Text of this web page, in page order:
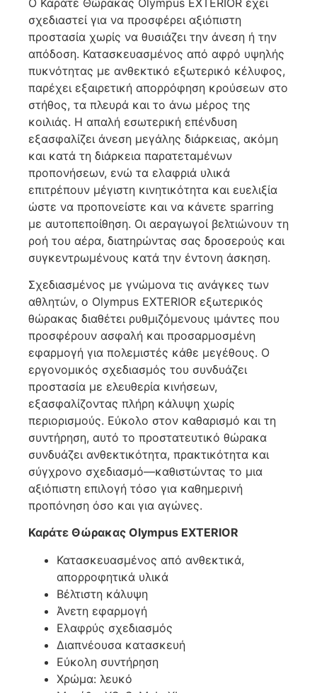
σχεδιαστεί για να προσφέρει αξιόπιστη
προστασία χωρίς να θυσιάζει την άνεση ή την
απόδοση. Κατασκευασμένος από αφρό υψηλής
πυκνότητας με ανθεκτικό εξωτερικό κέλυφος,
παρέχει εξαιρετική απορρόφηση κρούσεων στο
στήθος, τα πλευρά και το άνω μέρος της
κοιλιάς. Η απαλή εσωτερική επένδυση
εξασφαλίζει άνεση μεγάλης διάρκειας, ακόμη
και κατά τη διάρκεια παρατεταμένων
προπονήσεων, ενώ τα ελαφριά υλικά
επιτρέπουν μέγιστη κινητικότητα και ευελιξία
ώστε να προπονείστε και να κάνετε sparring
με αυτοπεποίθηση. Οι αεραγωγοί βελτιώνουν τη
ροή του αέρα, διατηρώντας σας δροσερούς και
συγκεντρωμένους κατά την έντονη άσκηση.
Σχεδιασμένος με γνώμονα τις ανάγκες των
αθλητών, ο Olympus EXTERIOR εξωτερικός
θώρακας διαθέτει ρυθμιζόμενους ιμάντες που
προσφέρουν ασφαλή και προσαρμοσμένη
εφαρμογή για πολεμιστές κάθε μεγέθους. Ο
εργονομικός σχεδιασμός του συνδυάζει
προστασία με ελευθερία κινήσεων,
εξασφαλίζοντας πλήρη κάλυψη χωρίς
περιορισμούς. Εύκολο στον καθαρισμό και τη
συντήρηση, αυτό το προστατευτικό θώρακα
συνδυάζει ανθεκτικότητα, πρακτικότητα και
σύγχρονο σχεδιασμό—καθιστώντας το μια
αξιόπιστη επιλογή τόσο για καθημερινή
προπόνηση όσο και για αγώνες.
Καράτε Θώρακας Olympus EXTERIOR
Κατασκευασμένος από ανθεκτικά,
απορροφητικά υλικά
Βέλτιστη κάλυψη
Άνετη εφαρμογή
Ελαφρύς σχεδιασμός
Διαπνέουσα κατασκευή
Εύκολη συντήρηση
Χρώμα: λευκό